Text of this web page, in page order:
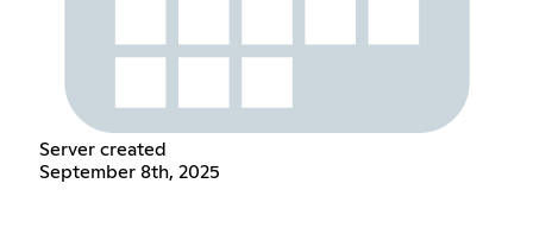
Server created
September 8th, 2025